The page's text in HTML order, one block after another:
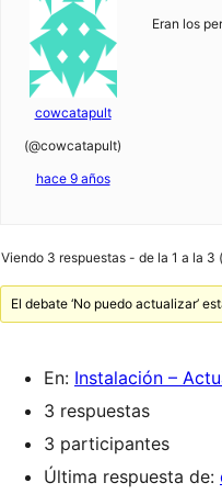
cowcatapult
(@cowcatapult)
hace 9 años
Eran los
Viendo 3 respuestas - de la 1 a la 3
El debate ‘No puedo actualizar’
En: Instalación –
3 respuestas
3 participantes
Última respuesta de: